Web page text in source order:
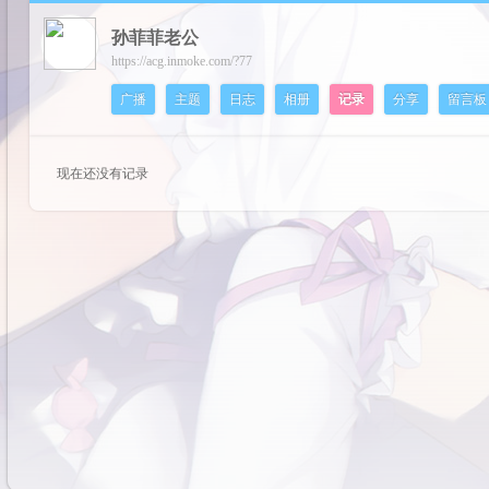
cos
孙菲菲老公
https://acg.inmoke.com/?77
广播 主题 日志 相册 记录 分享 留言板
现在还没有记录